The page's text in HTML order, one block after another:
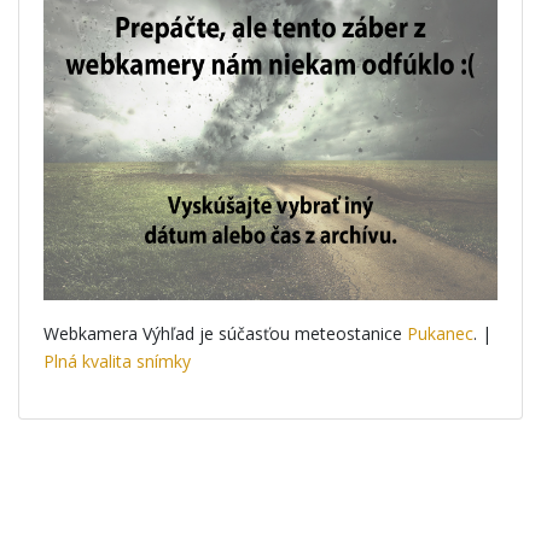
Webkamera Výhľad je súčasťou meteostanice Pukanec. |
Plná kvalita snímky